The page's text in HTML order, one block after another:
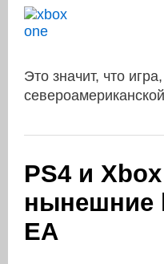
Это значит, что
PS4 и
нынешние
ЕА